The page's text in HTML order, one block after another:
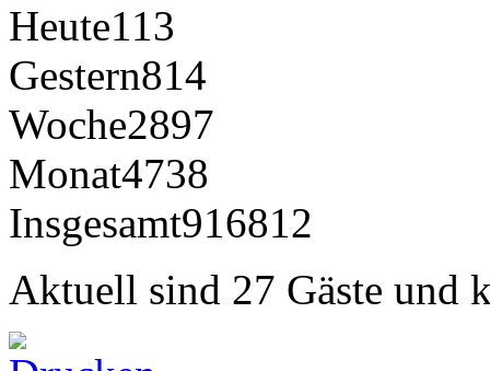
Heute113
Gestern814
Woche2897
Monat4738
Insgesamt916812
Aktuell sind 27 Gäste und